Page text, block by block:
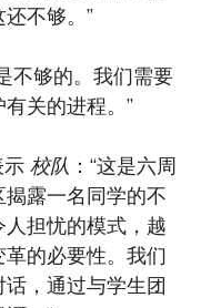
不够。”
不够的。我们需要
关的进程。”
校队 ：“这是六周
露一名同学的不
担忧的模式，越
的必要性。我们
，通过与学生团